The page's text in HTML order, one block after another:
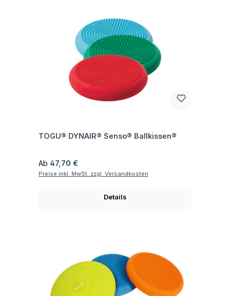
TOGU® DYNAIR® Senso® Ballkissen®
Regulärer Preis:
Ab 47,70 €
Preise inkl. MwSt. zzgl. Versandkosten
Details